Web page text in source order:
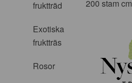
fruktträd
Exotiska
fruktträs
Rosor
200 stam cm